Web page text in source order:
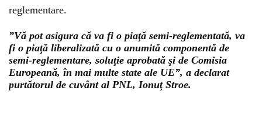
reglementare.
”Vă pot asigura că va fi o piaţă semi-reglementată, va
fi o piaţă liberalizată cu o anumită componentă de
semi-reglementare, soluţie aprobată şi de Comisia
Europeană, în mai multe state ale UE”, a declarat
purtătorul de cuvânt al PNL, Ionuţ Stroe.